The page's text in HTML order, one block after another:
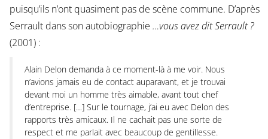
puisqu’ils n’ont quasiment pas de scène commune. D’après
Serrault dans son autobiographie …vous avez dit Serrault ?
(2001) :
Alain Delon demanda à ce moment-là à me voir. Nous
n’avions jamais eu de contact auparavant, et je trouvai
devant moi un homme très aimable, avant tout chef
d’entreprise. […] Sur le tournage, j’ai eu avec Delon des
rapports très amicaux. Il ne cachait pas une sorte de
respect et me parlait avec beaucoup de gentillesse.